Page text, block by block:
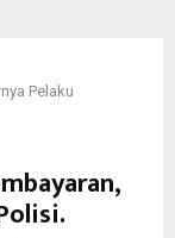
Pelaku